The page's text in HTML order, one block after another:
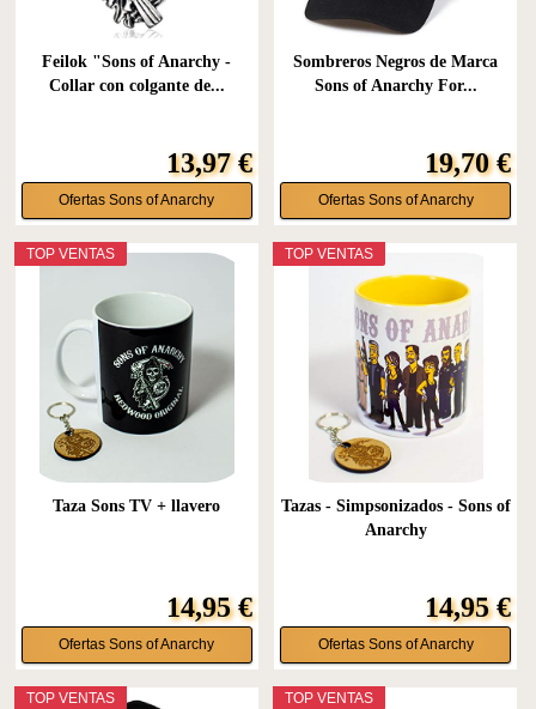
Feilok "Sons of Anarchy -
Collar con colgante de...
13,97 €
Ofertas Sons of Anarchy
Sombreros Negros de Marca
Sons of Anarchy For...
19,70 €
Ofertas Sons of Anarchy
TOP VENTAS
Taza Sons TV + llavero
14,95 €
Ofertas Sons of Anarchy
TOP VENTAS
Tazas - Simpsonizados - Sons of
Anarchy
14,95 €
Ofertas Sons of Anarchy
TOP VENTAS TOP VENTAS